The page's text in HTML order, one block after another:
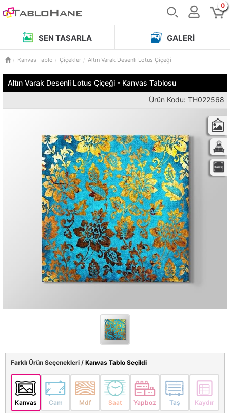
0
SEN TASARLA GALERI
Kanvas Tablo Çiçekler Altın Varak Desenli Lotus Çiçeği
Altın Varak Desenli Lotus Çiçeği - Kanvas Tablosu
Ürün Kodu: TH022568
Farklı Ürün Seçenekleri / Kanvas Tablo Seçildi
Kanvas Cam Mdf Saat Yapboz Taş Kaydır